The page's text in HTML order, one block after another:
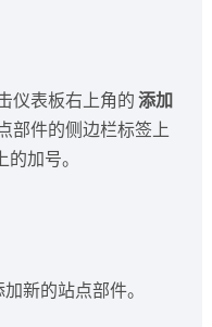
仪表板右上角的 添加
部件的侧边栏标签上
加号。
新的站点部件。